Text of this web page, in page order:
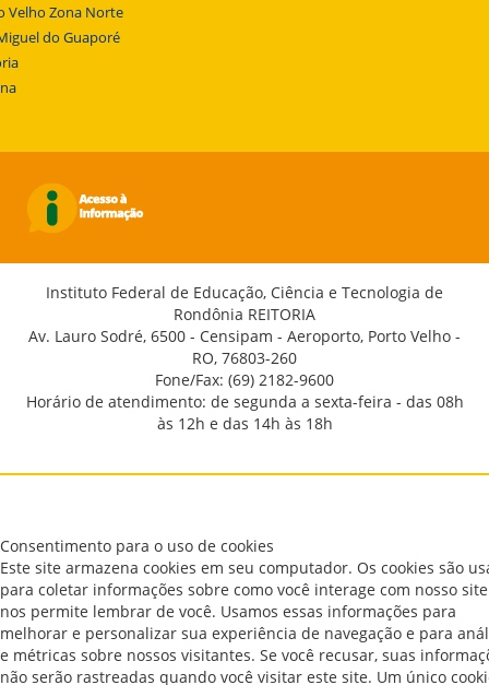
Velho Zona Norte
do Guaporé
Instituto Federal de Educação, Ciência e Tecnologia de
Rondônia REITORIA
Av. Lauro Sodré, 6500 - Censipam - Aeroporto, Porto Velho -
RO, 76803-260
Fone/Fax: (69) 2182-9600
Horário de atendimento: de segunda a sexta-feira - das 08h
às 12h e das 14h às 18h
Consentimento para o uso de cookies
Este site armazena cookies em seu computador. Os cookies são
para coletar informações sobre como você interage com nosso
nos permite lembrar de você. Usamos essas informações para
melhorar e personalizar sua experiência de navegação e para
e métricas sobre nossos visitantes. Se você recusar, suas
não serão rastreadas quando você visitar este site. Um único